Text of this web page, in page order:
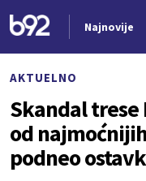
Najnovije
AKTUELNO
Skandal
od
podneo